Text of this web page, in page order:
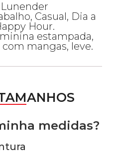
Lunender
Casual, Dia a
Hour.
estampada,
mangas, leve.
medidas?